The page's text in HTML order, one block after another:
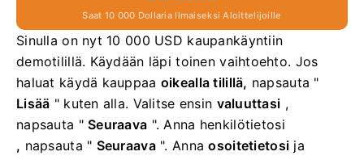
Saat 10 000 Dollaria Ilmaiseksi Aloittelijoille
Sinulla on nyt 10 000 USD kaupankäyntiin
demotilillä. Käydään läpi toinen vaihtoehto. Jos
haluat käydä kauppaa oikealla tilillä, napsauta "
Lisää " kuten alla. Valitse ensin valuuttasi ,
napsauta "Seuraava ".Anna henkilötietosi
, napsauta " Seuraava".Annaosoitetietosi ja